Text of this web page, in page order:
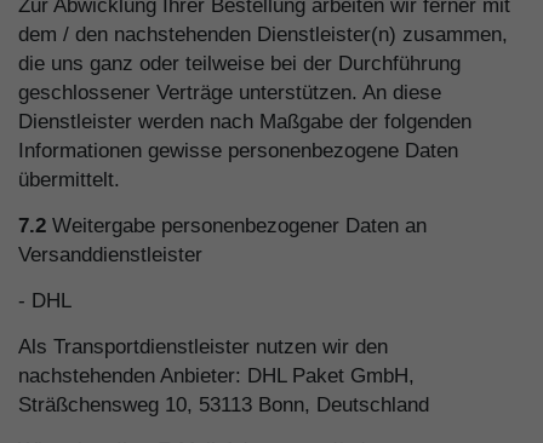
Zur Abwicklung Ihrer Bestellung arbeiten wir ferner mit
dem / den nachstehenden Dienstleister(n) zusammen,
die uns ganz oder teilweise bei der Durchführung
geschlossener Verträge unterstützen. An diese
Dienstleister werden nach Maßgabe der folgenden
Informationen gewisse personenbezogene Daten
übermittelt.
7.2 Weitergabe personenbezogener Daten an
Versanddienstleister
- DHL
Als Transportdienstleister nutzen wir den
nachstehenden Anbieter: DHL Paket GmbH,
Sträßchensweg 10, 53113 Bonn, Deutschland